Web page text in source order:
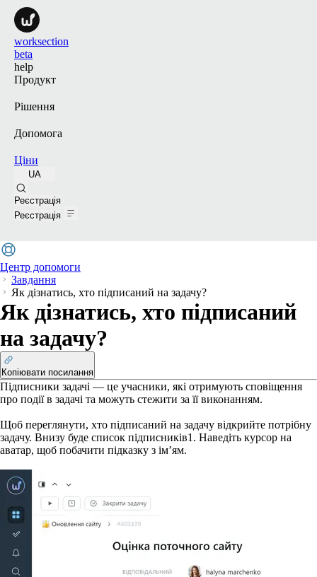
worksection
beta
help
Продукт
Рішення
Допомога
Ціни
UA
Реєстрація
Реєстрація
Центр допомоги
Завдання
Як дізнатись, хто підписаний на задачу?
Як дізнатись, хто підписаний
на задачу?
Копіювати посилання
Підписники задачі — це учасники, які отримують сповіщення
про події в задачі та можуть стежити за її виконанням.
Щоб переглянути, хто підписаний на задачу відкрийте потрібну
задачу. Внизу буде список підписників1 . Наведіть курсор на
аватар, щоб побачити підказку з ім’ям.